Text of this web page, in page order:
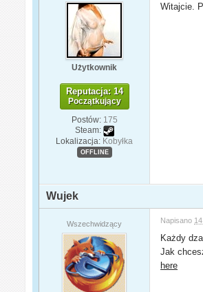
Użytkownik
Reputacja: 14
Początkujący
Postów: 175
Steam:
Lokalizacja: Kobyłka
OFFLINE
Witajcie.
Wujek
Wszechwidzący Napisano
Każdy
Jak
here